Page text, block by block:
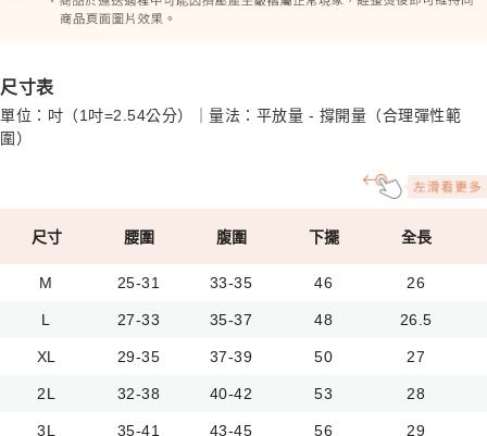
尺寸表
單位：吋（1吋=2.54公分）｜量法：平放量 - 撐開量（合理彈性範
圍）
尺寸 腰圍 腹圍 下擺 全長
M 25-31 33-35 46 26
L 27-33 35-37 48 26.5
XL 29-35 37-39 50 27
2L 32-38 40-42 53 28
3L 35-41 43-45 56 29